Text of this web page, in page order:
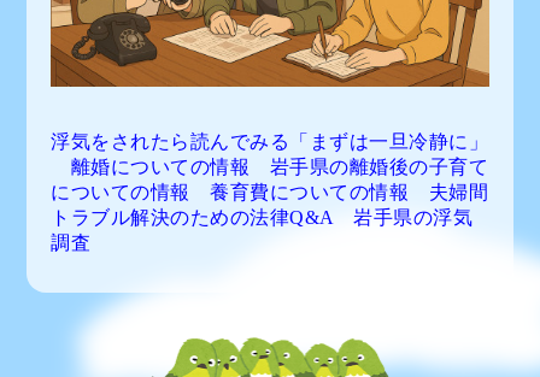
浮気をされたら読んでみる「まずは一旦冷静に 」
離婚についての情報
岩手県の離婚後の子育て
についての情報
養育費についての情報
夫婦間
トラブル解決のための法律Q&A
岩手県の浮気
調査